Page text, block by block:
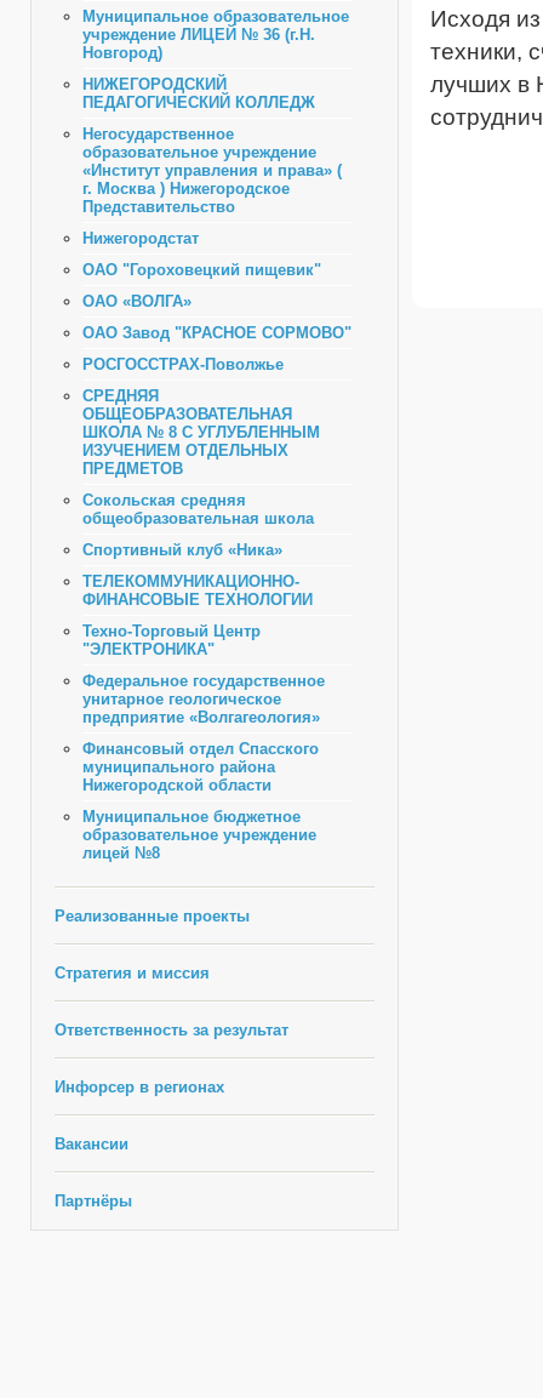
Муниципальное образовательное
учреждение ЛИЦЕЙ № 36 (г.Н.
Новгород)
НИЖЕГОРОДСКИЙ
ПЕДАГОГИЧЕСКИЙ КОЛЛЕДЖ
Негосударственное
образовательное учреждение
«Институт управления и права» (
г. Москва ) Нижегородское
Представительство
Нижегородстат
ОАО "Гороховецкий пищевик"
ОАО «ВОЛГА»
ОАО Завод "КРАСНОЕ СОРМОВО"
РОСГОССТРАХ-Поволжье
СРЕДНЯЯ
ОБЩЕОБРАЗОВАТЕЛЬНАЯ
ШКОЛА № 8 С УГЛУБЛЕННЫМ
ИЗУЧЕНИЕМ ОТДЕЛЬНЫХ
ПРЕДМЕТОВ
Сокольская средняя
общеобразовательная школа
Спортивный клуб «Ника»
ТЕЛЕКОММУНИКАЦИОННО-
ФИНАНСОВЫЕ ТЕХНОЛОГИИ
Техно-Торговый Центр
"ЭЛЕКТРОНИКА"
Федеральное государственное
унитарное геологическое
предприятие «Волгагеология»
Финансовый отдел Спасского
муниципального района
Нижегородской области
Муниципальное бюджетное
образовательное учреждение
лицей №8
Реализованные проекты
Стратегия и миссия
Ответственность за результат
Инфорсер в регионах
Вакансии
Партнёры
Исходя
техники,
лучших в